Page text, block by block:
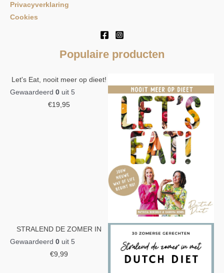
Privacyverklaring
Cookies
Populaire producten
Let's Eat, nooit meer op dieet!
Gewaardeerd 0 uit 5
€19,95
STRALEND DE ZOMER IN
Gewaardeerd 0 uit 5
€9,99